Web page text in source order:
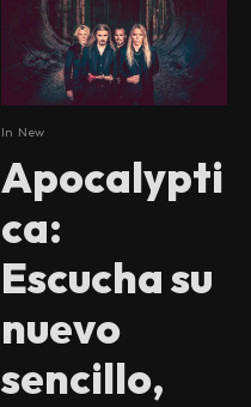
In New
Apocalypti
ca:
Escucha su
nuevo
sencillo,